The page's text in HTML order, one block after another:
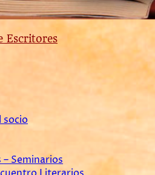
Escritores
socio
Seminarios